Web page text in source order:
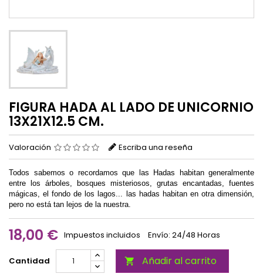
FIGURA HADA AL LADO DE UNICORNIO
13X21X12.5 CM.
Valoración Escriba una reseña
Todos sabemos o recordamos que las Hadas habitan generalmente
entre los árboles, bosques misteriosos, grutas encantadas, fuentes
mágicas, el fondo de los lagos... las hadas habitan en otra dimensión,
pero no está tan lejos de la nuestra.
18,00 € Impuestos incluidos Envío: 24/48 Horas
Cantidad  Añadir al carrito